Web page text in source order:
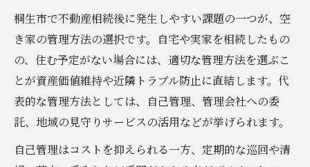
桐生市で不動産相続後に発生しやすい課題の一つが、空
き家の管理方法の選択です。自宅や実家を相続したもの
の、住む予定がない場合には、適切な管理方法を選ぶこ
とが資産価値維持や近隣トラブル防止に直結します。代
表的な管理方法としては、自己管理、管理会社への委
託、地域の見守りサービスの活用などが挙げられます。
自己管理はコストを抑えられる一方、定期的な巡回や清